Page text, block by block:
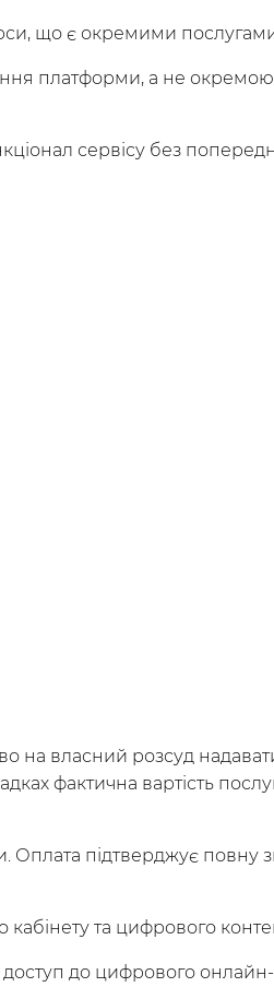
що є окремими
платформи, а не
сервісу без
на власний розсуд
фактична вартість
підтверджує повну
та цифрового
до цифрового